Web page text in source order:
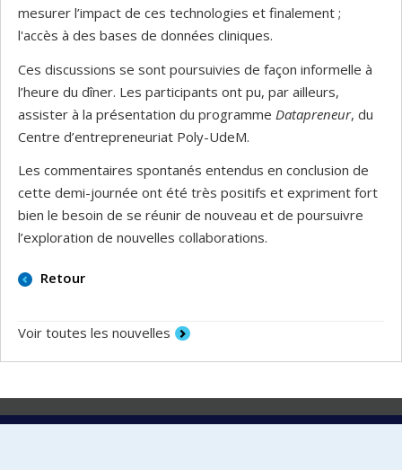
mesurer l’impact de ces technologies et finalement ;
l'accès à des bases de données cliniques.
Ces discussions se sont poursuivies de façon informelle à
l’heure du dîner. Les participants ont pu, par ailleurs,
assister à la présentation du programme Datapreneur, du
Centre d’entrepreneuriat Poly-UdeM.
Les commentaires spontanés entendus en conclusion de
cette demi-journée ont été très positifs et expriment fort
bien le besoin de se réunir de nouveau et de poursuivre
l’exploration de nouvelles collaborations.
Retour
Voir toutes les nouvelles
Laboratoire d'innovation